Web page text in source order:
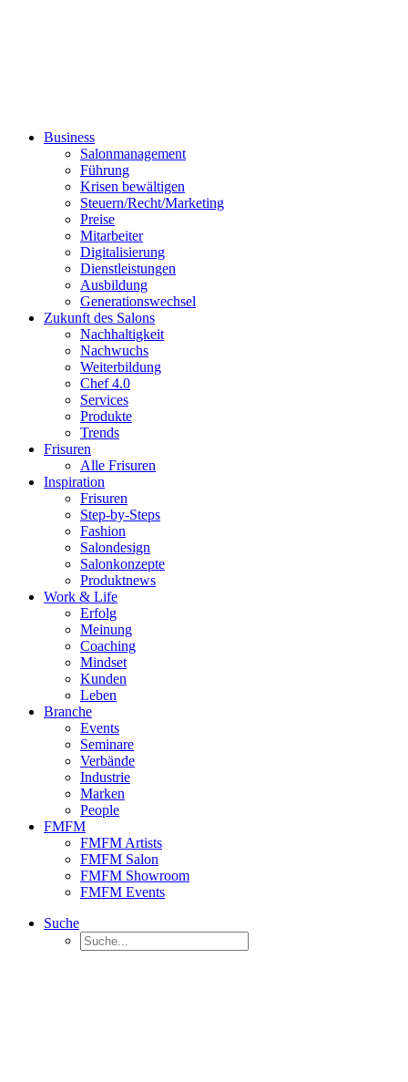
Business
Salonmanagement
Führung
Krisen bewältigen
Steuern/Recht/Marketing
Preise
Mitarbeiter
Digitalisierung
Dienstleistungen
Ausbildung
Generationswechsel
Zukunft des Salons
Nachhaltigkeit
Nachwuchs
Weiterbildung
Chef 4.0
Services
Produkte
Trends
Frisuren
Alle Frisuren
Inspiration
Frisuren
Step-by-Steps
Fashion
Salondesign
Salonkonzepte
Produktnews
Work & Life
Erfolg
Meinung
Coaching
Mindset
Kunden
Leben
Branche
Events
Seminare
Verbände
Industrie
Marken
People
FMFM
FMFM Artists
FMFM Salon
FMFM Showroom
FMFM Events
Suche